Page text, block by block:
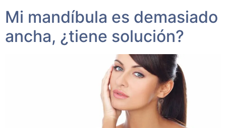
Mi mandíbula es demasiado
ancha, ¿tiene solución?